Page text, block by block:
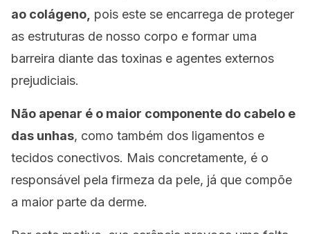
ao colágeno, pois este se encarrega de proteger
as estruturas de nosso corpo e formar uma
barreira diante das toxinas e agentes externos
prejudiciais.
Não apenar é o maior componente do cabelo e
das unhas, como também dos ligamentos e
tecidos conectivos. Mais concretamente, é o
responsável pela firmeza da pele, já que compõe
a maior parte da derme.